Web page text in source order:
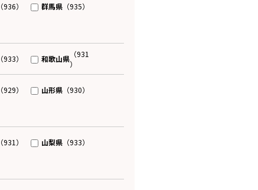
936） 群馬県（935）
933） 和歌山県 （931
）
929） 山形県（930）
931） 山梨県（933）